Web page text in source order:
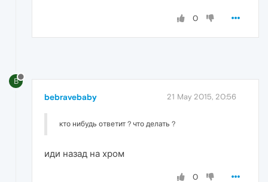
0
B
bebravebaby 21 May 2015, 20:56
кто нибудь ответит ? что делать ?
иди назад на хром
0